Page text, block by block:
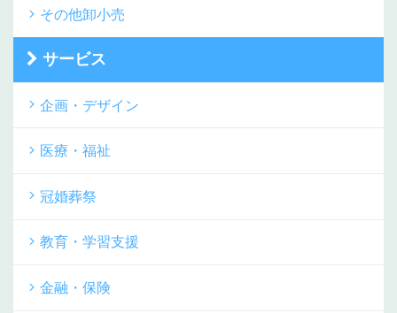
その他卸小売
サービス
企画・デザイン
医療・福祉
冠婚葬祭
教育・学習支援
金融・保険